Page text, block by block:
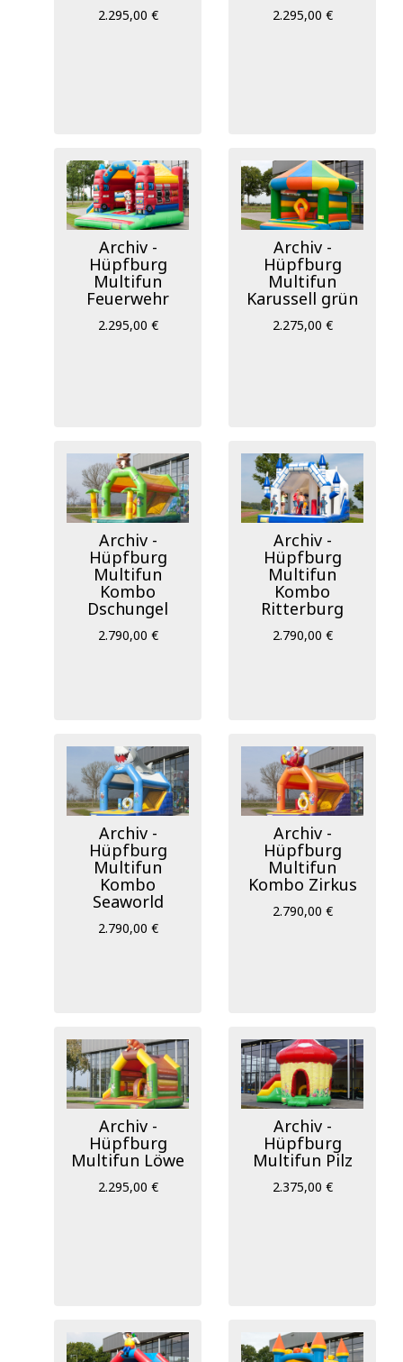
2.295,00 € 2.295,00 €
Archiv -
Hüpfburg
Multifun
Feuerwehr
2.295,00 €
Archiv -
Hüpfburg
Multifun
Karussell grün
2.275,00 €
Archiv -
Hüpfburg
Multifun
Kombo
Dschungel
2.790,00 €
Archiv -
Hüpfburg
Multifun
Kombo
Ritterburg
2.790,00 €
Archiv -
Hüpfburg
Multifun
Kombo
Seaworld
2.790,00 €
Archiv -
Hüpfburg
Multifun
Kombo Zirkus
2.790,00 €
Archiv -
Hüpfburg
Multifun Löwe
2.295,00 €
Archiv -
Hüpfburg
Multifun Pilz
2.375,00 €